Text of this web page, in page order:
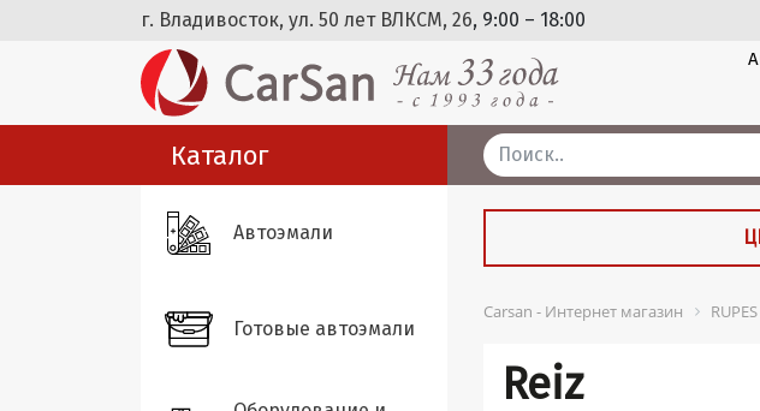
г. Владивосток, ул. 50 лет ВЛКСМ, 26, 9:00 – 18:00
Каталог
Автоэмали
Готовые автоэмали
Carsan - Интернет магазин RUPES
Reiz